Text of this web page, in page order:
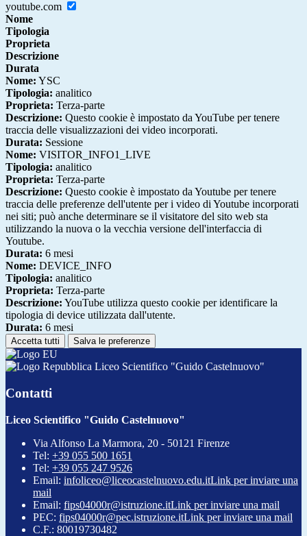
youtube.com
Nome
Tipologia
Proprieta
Descrizione
Durata
Nome: YSC
Tipologia: analitico
Proprieta: Terza-parte
Descrizione: Questo cookie è impostato da YouTube per tenere
traccia delle visualizzazioni dei video incorporati.
Durata: Sessione
Nome: VISITOR_INFO1_LIVE
Tipologia: analitico
Proprieta: Terza-parte
Descrizione: Questo cookie è impostato da Youtube per tenere
traccia delle preferenze dell'utente per i video di Youtube incorporati
nei siti; può anche determinare se il visitatore del sito web sta
utilizzando la nuova o la vecchia versione dell'interfaccia di
Youtube.
Durata: 6 mesi
Nome: DEVICE_INFO
Tipologia: analitico
Proprieta: Terza-parte
Descrizione: YouTube utilizza questo cookie per identificare la
tipologia di device utilizzata dall'utente.
Durata: 6 mesi
Accetta tutti Salva le preferenze
Liceo Scientifico "Guido Castelnuovo"
Contatti
Liceo Scientifico "Guido Castelnuovo"
Via Alfonso La Marmora, 20 - 50121 Firenze
Tel: +39 055 500 1651
Tel: +39 055 247 9526
Email: infoliceo@liceocastelnuovo.edu.itLink per inviare una
mail
Email: fips04000r@istruzione.itLink per inviare una mail
PEC: fips04000r@pec.istruzione.itLink per inviare una mail
C.F.: 80019730482